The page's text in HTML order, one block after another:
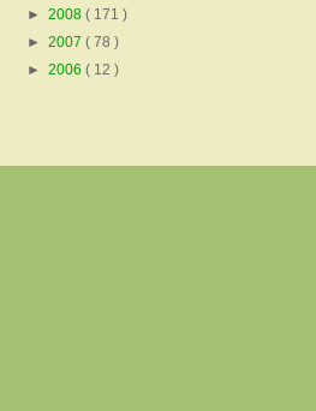
► 2008 ( 171 )
► 2007 ( 78 )
► 2006 ( 12 )